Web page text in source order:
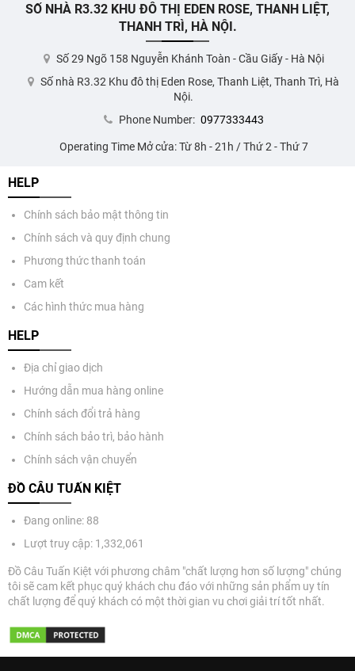
SỐ NHÀ R3.32 KHU ĐÔ THỊ EDEN ROSE, THANH LIỆT,
THANH TRÌ, HÀ NỘI.
Số 29 Ngõ 158 Nguyễn Khánh Toàn - Cầu Giấy - Hà Nội
Số nhà R3.32 Khu đô thị Eden Rose, Thanh Liệt, Thanh Trì, Hà
Nội.
Phone Number: 0977333443
Operating Time Mở cửa: Từ 8h - 21h / Thứ 2 - Thứ 7
HELP
Chính sách bảo mật thông tin
Chính sách và quy định chung
Phương thức thanh toán
Cam kết
Các hình thức mua hàng
HELP
Địa chỉ giao dịch
Hướng dẫn mua hàng online
Chính sách đổi trả hàng
Chính sách bảo trì, bảo hành
Chính sách vận chuyển
ĐỒ CÂU TUẤN KIỆT
Đang online: 88
Lượt truy cập: 1,332,061
Đồ Câu Tuấn Kiệt với phương châm "chất lượng hơn số lượng" chúng
tôi sẽ cam kết phục quý khách chu đáo với những sản phẩm uy tín
chất lượng để quý khách có một thời gian vu chơi giải trí tốt nhất.